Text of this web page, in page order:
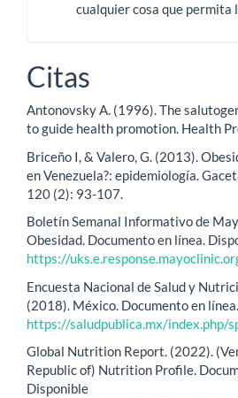
cualquier cosa que permita
Citas
Antonovsky A. (1996). The
to guide health promotion. Health
Briceño I, & Valero, G. (2013).
en Venezuela?: epidemiología.
120 (2): 93-107.
Boletín Semanal Informativo de
Obesidad. Documento en línea.
https://
Encuesta Nacional de Salud y
(2018). México. Documento en
https://saludpublica.mx/
Global Nutrition Report. (2022).
Republic of) Nutrition Profile.
Disponible